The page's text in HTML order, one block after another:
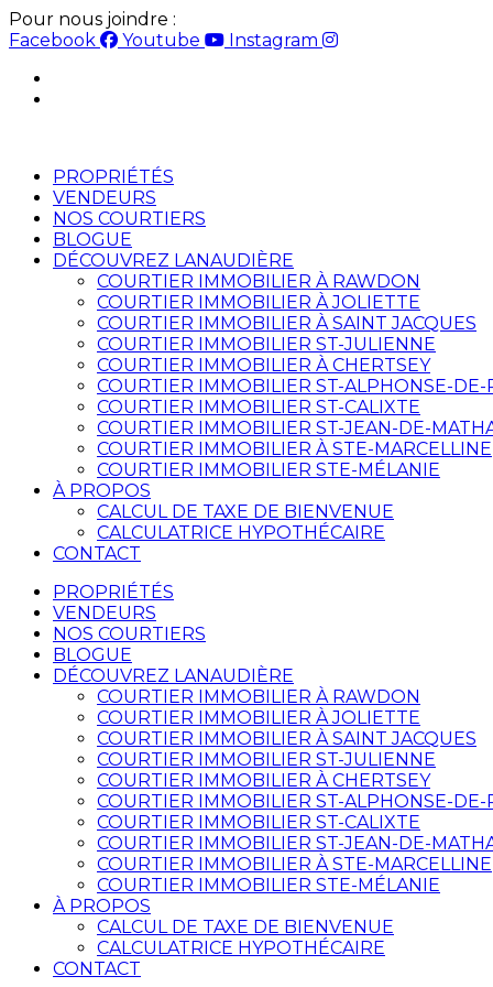
Pour nous joindre :
Facebook
Youtube
Instagram
PROPRIÉTÉS
VENDEURS
NOS COURTIERS
BLOGUE
DÉCOUVREZ LANAUDIÈRE
COURTIER IMMOBILIER À RAWDON
COURTIER IMMOBILIER À JOLIETTE
COURTIER IMMOBILIER À SAINT JACQUES
COURTIER IMMOBILIER ST-JULIENNE
COURTIER IMMOBILIER À CHERTSEY
COURTIER IMMOBILIER ST-ALPHONSE-DE-
COURTIER IMMOBILIER ST-CALIXTE
COURTIER IMMOBILIER ST-JEAN-DE-
COURTIER IMMOBILIER À STE-MARCELLINE
COURTIER IMMOBILIER STE-MÉLANIE
À PROPOS
CALCUL DE TAXE DE BIENVENUE
CALCULATRICE HYPOTHÉCAIRE
CONTACT
PROPRIÉTÉS
VENDEURS
NOS COURTIERS
BLOGUE
DÉCOUVREZ LANAUDIÈRE
COURTIER IMMOBILIER À RAWDON
COURTIER IMMOBILIER À JOLIETTE
COURTIER IMMOBILIER À SAINT JACQUES
COURTIER IMMOBILIER ST-JULIENNE
COURTIER IMMOBILIER À CHERTSEY
COURTIER IMMOBILIER ST-ALPHONSE-DE-
COURTIER IMMOBILIER ST-CALIXTE
COURTIER IMMOBILIER ST-JEAN-DE-
COURTIER IMMOBILIER À STE-MARCELLINE
COURTIER IMMOBILIER STE-MÉLANIE
À PROPOS
CALCUL DE TAXE DE BIENVENUE
CALCULATRICE HYPOTHÉCAIRE
CONTACT